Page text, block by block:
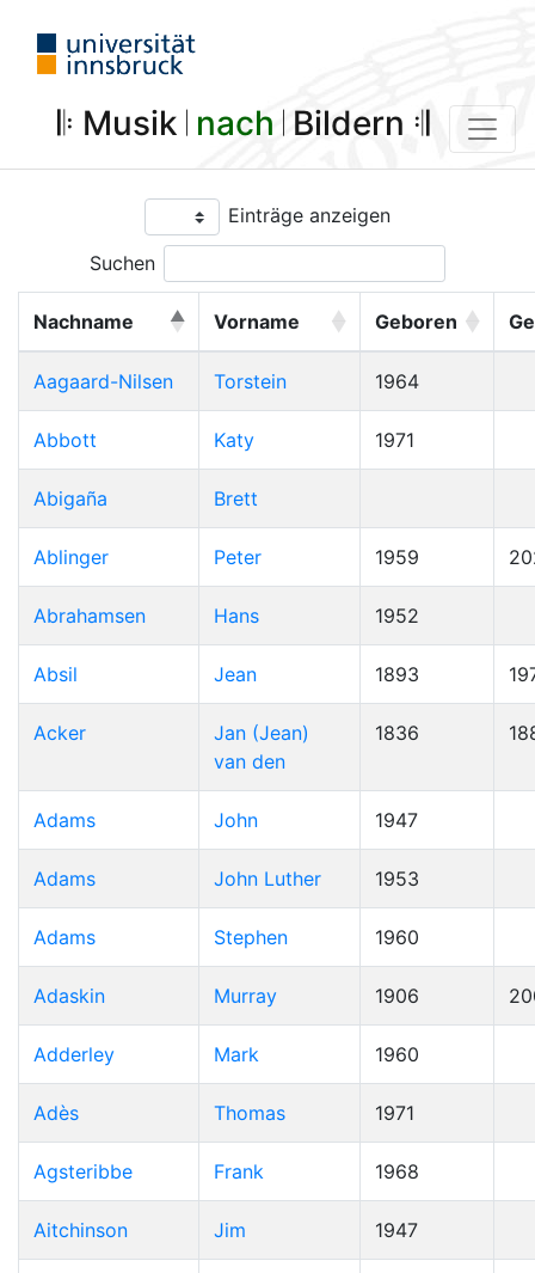
𝄆 Musik 𝄀 nach 𝄀 Bildern 𝄇
Einträge anzeigen
Suchen
Nachname Vorname Geboren
Aagaard-Nilsen Torstein 1964
Abbott Katy 1971
Abigaña Brett
Ablinger Peter 1959
Abrahamsen Hans 1952
Absil Jean 1893
Acker
Jan (Jean)
van den
1836
Adams John 1947
Adams John Luther 1953
Adams Stephen 1960
Adaskin Murray 1906
Adderley Mark 1960
Adès Thomas 1971
Agsteribbe Frank 1968
Aitchinson Jim 1947